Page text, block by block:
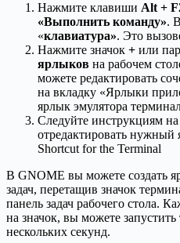
Нажмите клавиши Alt +
«Выполнить команду».
«клавиатура». Это
Нажмите значок + или
ярлыков на рабочем
можете редактировать
на вкладку «Ярлыки
ярлык эмулятора
Следуйте инструкциям
отредактировать нужный
Shortcut for the Terminal
В GNOME вы можете создать
задач, перетащив значок
панель задач рабочего стола.
на значок, вы можете
нескольких секунд.